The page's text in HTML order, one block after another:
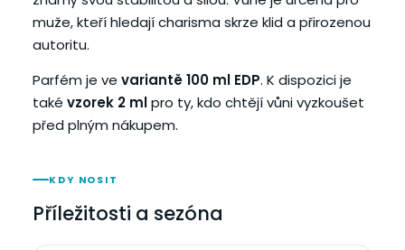
muže, kteří hledají charisma skrze klid a přirozenou
autoritu.
Parfém je ve variantě 100 ml EDP. K dispozici je
také vzorek 2 mlpro ty, kdo chtějí vůni vyzkoušet
před plným nákupem.
KDY NOSIT
Příležitosti a sezóna